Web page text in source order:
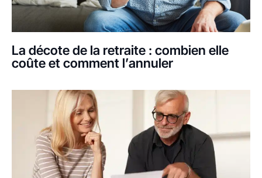
La décote de la retraite : combien elle
coûte et comment l’annuler